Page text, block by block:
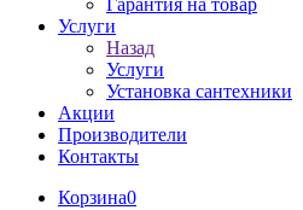
Гарантия на товар
Услуги
Назад
Услуги
Установка сантехники
Акции
Производители
Контакты
Корзина0